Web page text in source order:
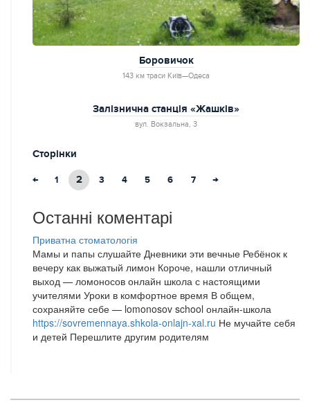
Боровичок
143 км траси Київ—Одеса
Залізнична станція «Жашків»
вул. Вокзальна, 3
Сторінки
← 1 2 3 4 5 6 7 →
Останні коментарі
Приватна стоматологія
Мамы и папы слушайте Дневники эти вечные Ребёнок к
вечеру как выжатый лимон Короче, нашли отличный
выход — ломоносов онлайн школа с настоящими
учителями Уроки в комфортное время В общем,
сохраняйте себе — lomonosov school онлайн-школа
https://sovremennaya.shkola-onlajn-xal.ru Не мучайте себя
и детей Перешлите другим родителям